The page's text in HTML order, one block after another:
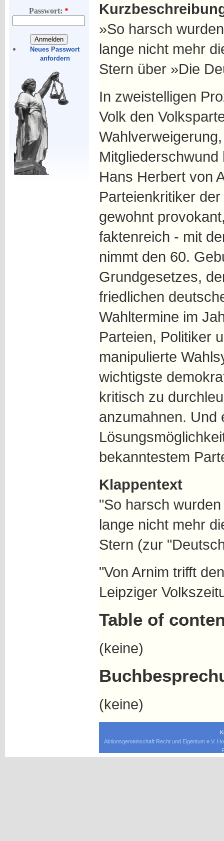
Passwort:*
Neues Passwort
anfordern
»So harsch
lange nicht mehr
Stern über »Die
In zweistelligen
Volk den
Hans Herbert von
Parteienkritiker
gewohnt
faktenreich - mit
nimmt den 60.
Grundgesetzes,
friedlichen
Wahltermine im
Parteien, Politiker
manipulierte
wichtigste
kritisch zu
anzumahnen. Und
bekanntestem
Klappentext
"So harsch
lange nicht mehr
Stern (zur
"Von Arnim trifft
Leipziger
Table of
(keine)
(keine)
Aktionsgemeinschaft Recht und Eigentum e.V.